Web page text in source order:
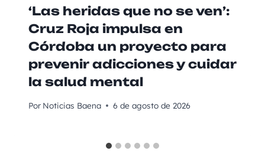
‘Las heridas que no se ven’:
Cruz Roja impulsa en
Córdoba un proyecto para
prevenir adicciones y cuidar
la salud mental
Por Noticias Baena 6 de agosto de 2026